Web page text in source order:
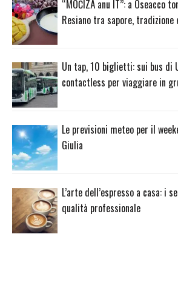
“MÖČIZÄ anu IT”: a Oseacco
Resiano tra sapore, tradizione
Un tap, 10 biglietti: sui bus di
contactless per viaggiare in
Le previsioni meteo per il
Giulia
L’arte dell’espresso a casa: i
qualità professionale